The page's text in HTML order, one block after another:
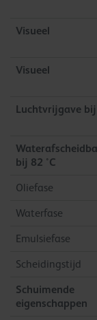
Visueel
Visueel
Luchtvrijgave bij
bij 82 °C
Oliefase
Waterfase
Emulsiefase
Scheidingstijd
Schuimende
eigenschappen